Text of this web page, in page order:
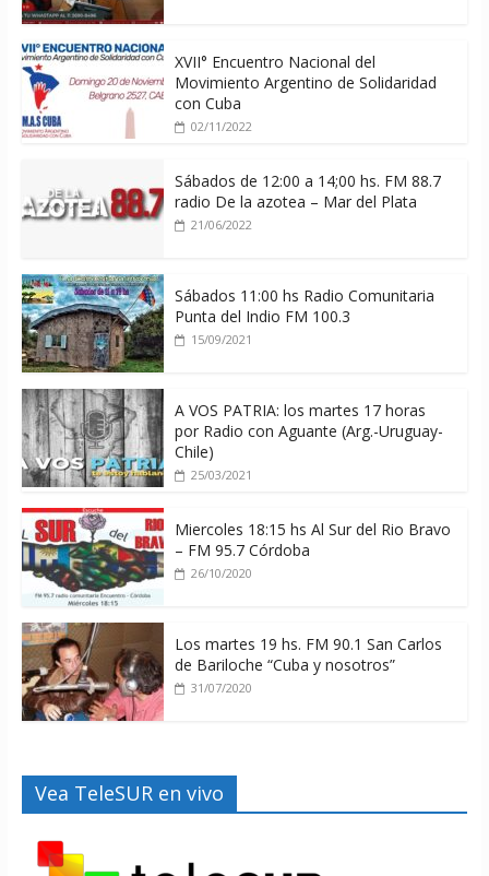
XVII° Encuentro Nacional del
Movimiento Argentino de Solidaridad
con Cuba
02/11/2022
Sábados de 12:00 a 14;00 hs. FM 88.7
radio De la azotea – Mar del Plata
21/06/2022
Sábados 11:00 hs Radio Comunitaria
Punta del Indio FM 100.3
15/09/2021
A VOS PATRIA: los martes 17 horas
por Radio con Aguante (Arg.-Uruguay-
Chile)
25/03/2021
Miercoles 18:15 hs Al Sur del Rio Bravo
– FM 95.7 Córdoba
26/10/2020
Los martes 19 hs. FM 90.1 San Carlos
de Bariloche “Cuba y nosotros”
31/07/2020
Vea TeleSUR en vivo